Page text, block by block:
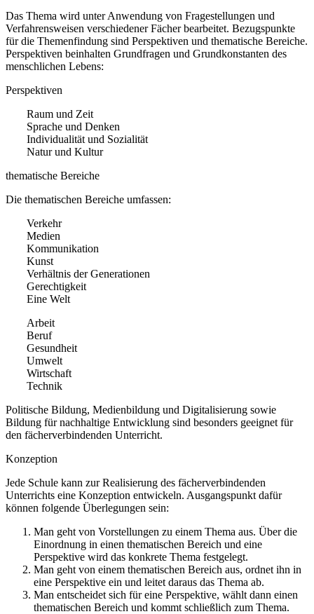
Das Thema wird unter Anwendung von Fragestellungen und
Verfahrensweisen verschiedener Fächer bearbeitet. Bezugspunkte
für die Themenfindung sind Perspektiven und thematische Bereiche.
Perspektiven beinhalten Grundfragen und Grundkonstanten des
menschlichen Lebens:
Perspektiven
Raum und Zeit
Sprache und Denken
Individualität und Sozialität
Natur und Kultur
thematische Bereiche
Die thematischen Bereiche umfassen:
Verkehr
Medien
Kommunikation
Kunst
Verhältnis der Generationen
Gerechtigkeit
Eine Welt
Arbeit
Beruf
Gesundheit
Umwelt
Wirtschaft
Technik
Politische Bildung, Medienbildung und Digitalisierung sowie
Bildung für nachhaltige Entwicklung sind besonders geeignet für
den fächerverbindenden Unterricht.
Konzeption
Jede Schule kann zur Realisierung des fächerverbindenden
Unterrichts eine Konzeption entwickeln. Ausgangspunkt dafür
können folgende Überlegungen sein:
Man geht von Vorstellungen zu einem Thema aus. Über die
Einordnung in einen thematischen Bereich und eine
Perspektive wird das konkrete Thema festgelegt.
Man geht von einem thematischen Bereich aus, ordnet ihn in
eine Perspektive ein und leitet daraus das Thema ab.
Man entscheidet sich für eine Perspektive, wählt dann einen
thematischen Bereich und kommt schließlich zum Thema.